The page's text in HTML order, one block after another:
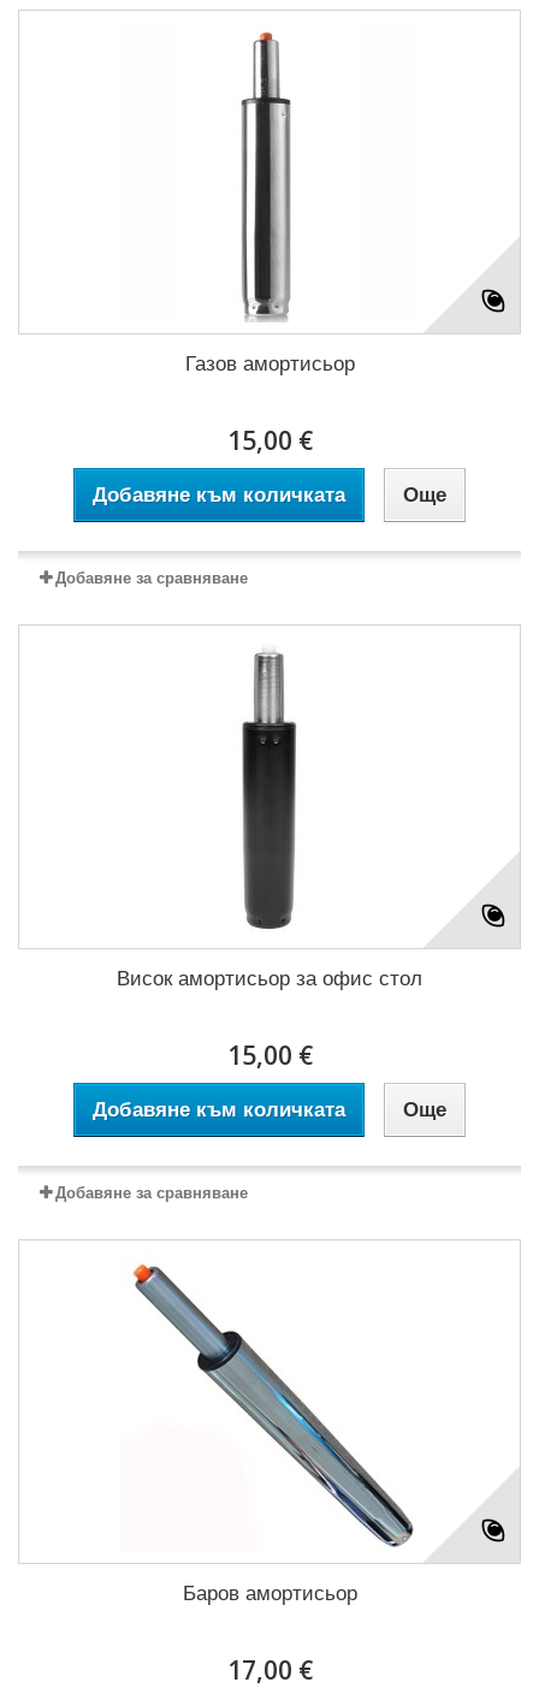
Газов амортисьор
15,00 €
Добавяне към количката Още
Добавяне за сравняване
Висок амортисьор за офис стол
15,00 €
Добавяне към количката Още
Добавяне за сравняване
Баров амортисьор
17,00 €